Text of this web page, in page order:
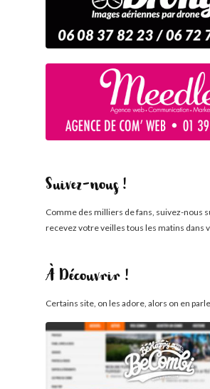
Suivez-nous !
Comme des milliers de fans, suivez-nous
recevez votre veilles tous les matins dans
À Découvrir !
Certains site, on les adore, alors on en